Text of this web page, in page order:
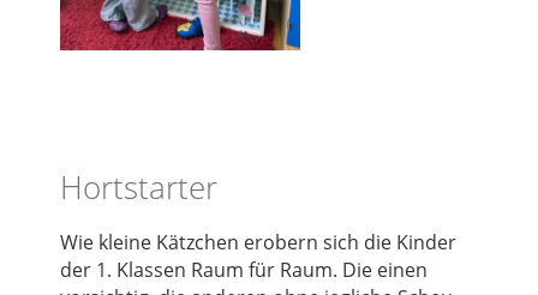
Hortstarter
Wie kleine Kätzchen erobern sich die Kinder
der 1. Klassen Raum für Raum. Die einen